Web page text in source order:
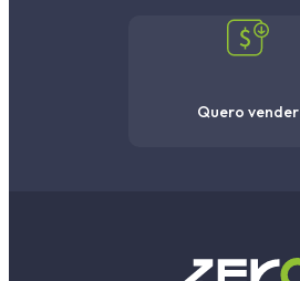
Quero vender